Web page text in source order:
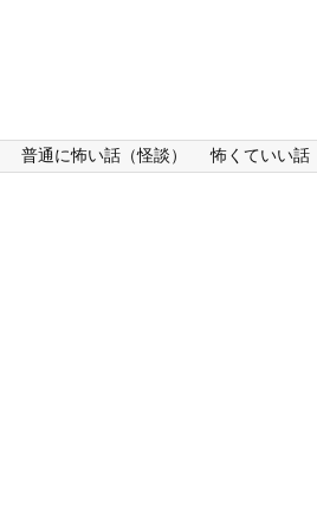
普通に怖い話（怪談） 怖くていい話